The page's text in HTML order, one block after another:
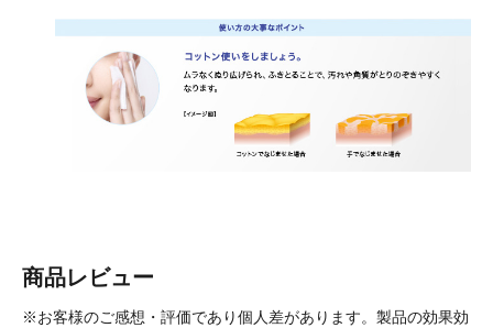
商品レビュー
※お客様のご感想・評価であり個人差があります。製品の効果効